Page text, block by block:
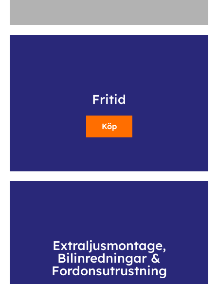
Fritid
Köp
Extraljusmontage,
Bilinredningar &
Fordonsutrustning